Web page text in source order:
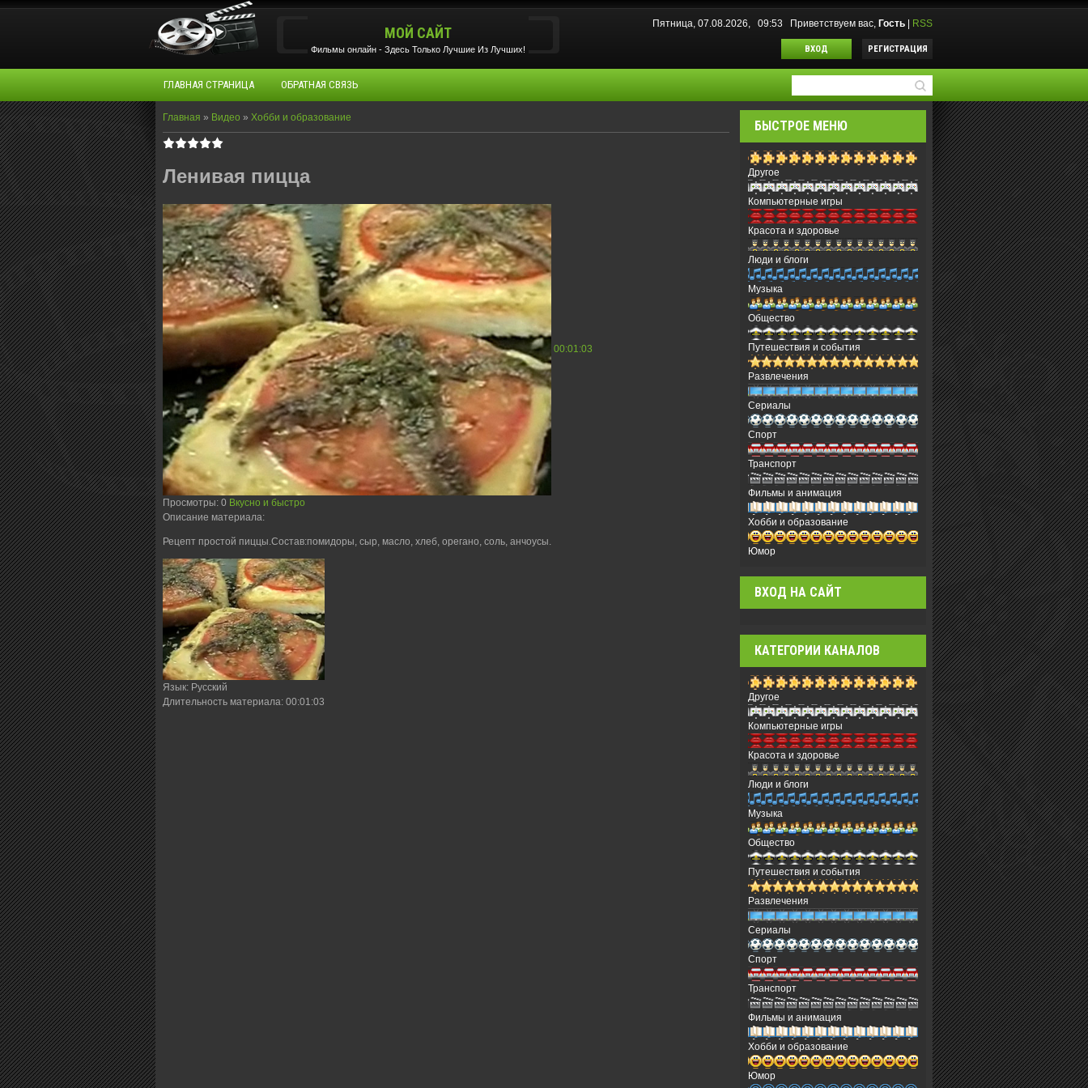
МОЙ САЙТ
Фильмы oнлайн - Здесь Только Лучшие Из Лучших!
Пятница, 07.08.2026, 09:53 Приветствуем вас, Гость RSS
ВХОД РЕГИСТРАЦИЯ
ГЛАВНАЯ СТРАНИЦА ОБРАТНАЯ СВЯЗЬ
Главная » Видео » Хобби и образование
Ленивая пицца
00:01:03
Просмотры: 0 Вкусно и быстро
Описание материала:
Рецепт простой пиццы.Состав:помидоры, сыр, масло, хлеб, орегано, соль, анчоусы.
Язык: Русский
Длительность материала: 00:01:03
БЫСТРОЕ МЕНЮ
Другое
Компьютерные игры
Красота и здоровье
Люди и блоги
Музыка
Общество
Путешествия и события
Развлечения
Сериалы
Спорт
Транспорт
Фильмы и анимация
Хобби и образование
Юмор
ВХОД НА САЙТ
КАТЕГОРИИ КАНАЛОВ
Другое
Компьютерные игры
Красота и здоровье
Люди и блоги
Музыка
Общество
Путешествия и события
Развлечения
Сериалы
Спорт
Транспорт
Фильмы и анимация
Хобби и образование
Юмор